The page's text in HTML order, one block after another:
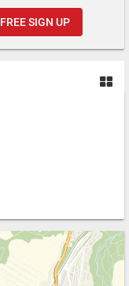
FREE SIGN UP